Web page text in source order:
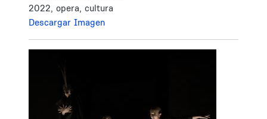
2022, opera, cultura
Descargar Imagen